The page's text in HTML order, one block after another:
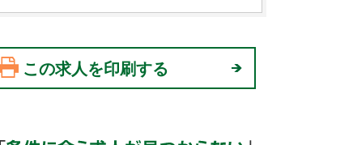
この求人を印刷する